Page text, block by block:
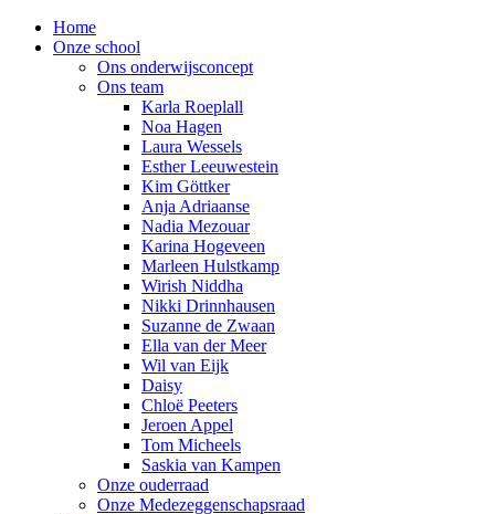
Home
Onze school
Ons onderwijsconcept
Ons team
Karla Roeplall
Noa Hagen
Laura Wessels
Esther Leeuwestein
Kim Göttker
Anja Adriaanse
Nadia Mezouar
Karina Hogeveen
Marleen Hulstkamp
Wirish Niddha
Nikki Drinnhausen
Suzanne de Zwaan
Ella van der Meer
Wil van Eijk
Daisy
Chloë Peeters
Jeroen Appel
Tom Micheels
Saskia van Kampen
Onze ouderraad
Onze Medezeggenschapsraad